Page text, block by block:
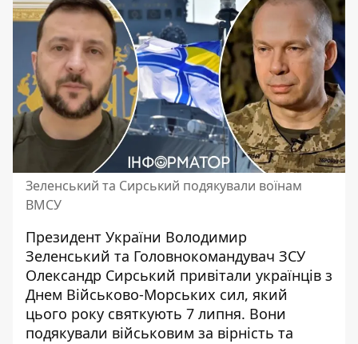
Зеленський та Сирський подякували воїнам
ВМСУ
Президент України Володимир
Зеленський та Головнокомандувач ЗСУ
Олександр Сирський привітали українців з
Днем Військово-Морських сил, який
цього року святкують 7 липня. Вони
подякували військовим за вірність та